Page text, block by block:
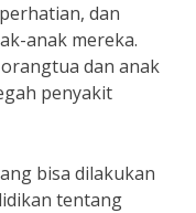
dan
anak mereka.
dan anak
penyakit
bisa dilakukan
tentang